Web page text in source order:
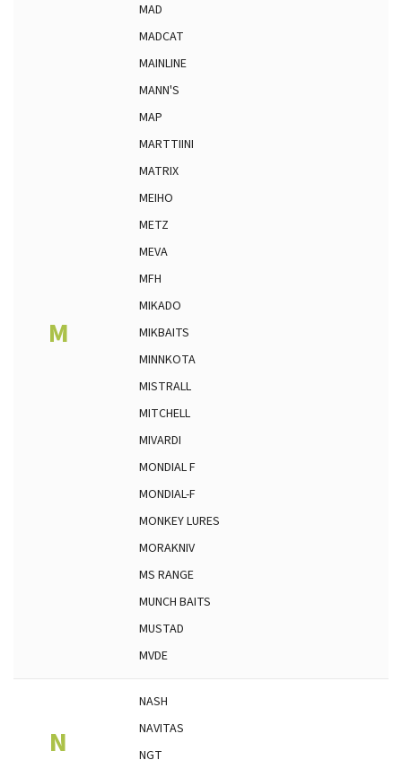
M
MAD
MADCAT
MAINLINE
MANN'S
MAP
MARTTIINI
MATRIX
MEIHO
METZ
MEVA
MFH
MIKADO
MIKBAITS
MINNKOTA
MISTRALL
MITCHELL
MIVARDI
MONDIAL F
MONDIAL-F
MONKEY LURES
MORAKNIV
MS RANGE
MUNCH BAITS
MUSTAD
MVDE
N
NASH
NAVITAS
NGT